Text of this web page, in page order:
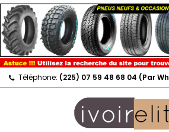
Téléphone: (225) 07 59 48 68 04 (Par